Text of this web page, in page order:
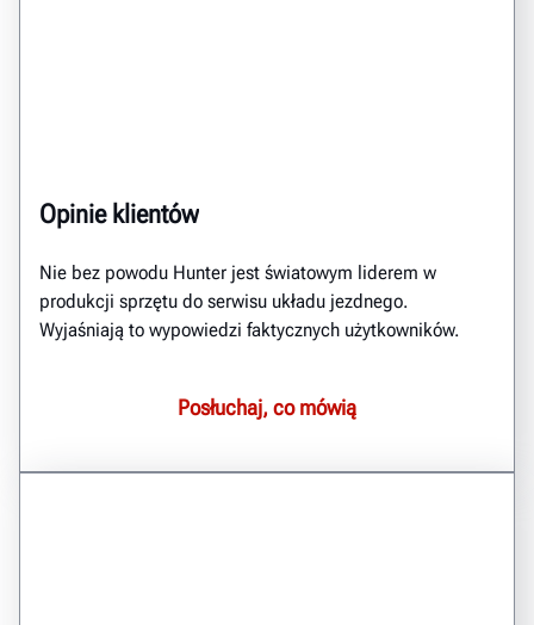
Opinie klientów
Nie bez powodu Hunter jest światowym liderem w
produkcji sprzętu do serwisu układu jezdnego.
Wyjaśniają to wypowiedzi faktycznych użytkowników.
Posłuchaj, co mówią